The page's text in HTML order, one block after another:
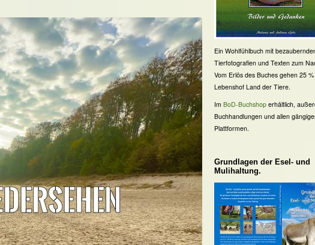
Ein Wohlfühlbuch mit
Tierfotografien und Texten zum
Vom Erlös des Buches gehen 25
Lebenshof Land der Tiere.
Im BoD-Buchshop erhältlich,
Buchhandlungen und allen
Plattformen.
Grundlagen der Esel- und
Mulihaltung.